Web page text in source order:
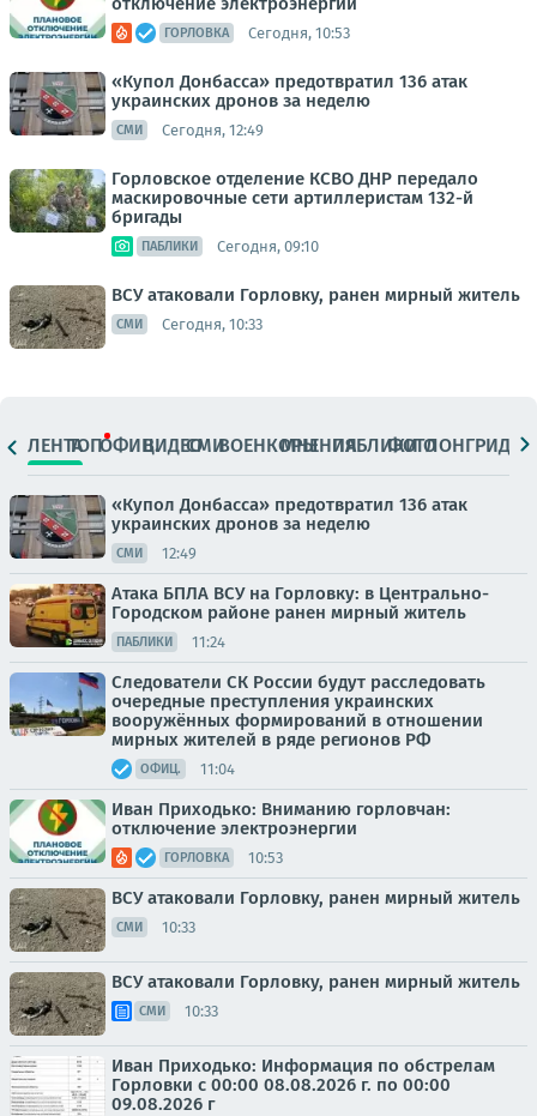
ГОРЛОВКА Сегодня, 10:53
«Купол Донбасса» предотвратил 136 атак
украинских дронов за неделю
СМИ Сегодня, 12:49
Горловское отделение КСВО ДНР передало
маскировочные сети артиллеристам 132-й
бригады
ПАБЛИКИ Сегодня, 09:10
ВСУ атаковали Горловку, ранен мирный житель
СМИ Сегодня, 10:33
ЛЕНТАТОПОФИЦ.ВИДЕОСМИВОЕНКОРЫМНЕНИЯПАБЛИКИ
ФОТОЛОНГРИДЫ
«Купол Донбасса» предотвратил 136 атак
украинских дронов за неделю
СМИ 12:49
Атака БПЛА ВСУ на Горловку: в Центрально-
Городском районе ранен мирный житель
ПАБЛИКИ 11:24
Следователи СК России будут расследовать
очередные преступления украинских
вооружённых формирований в отношении
мирных жителей в ряде регионов РФ
ОФИЦ. 11:04
Иван Приходько: Вниманию горловчан:
отключение электроэнергии
ГОРЛОВКА 10:53
ВСУ атаковали Горловку, ранен мирный житель
СМИ 10:33
ВСУ атаковали Горловку, ранен мирный житель
СМИ 10:33
Иван Приходько: Информация по обстрелам
Горловки с 00:00 08.08.2026 г. по 00:00
09.08.2026 г